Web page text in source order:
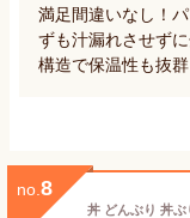
満足間違いなし！
ずも汁漏れさせず
構造で保温性も抜
no. 8